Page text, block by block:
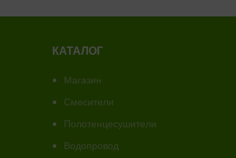
КАТАЛОГ
Магазин
Смесители
Полотенцесушители
Водопровод